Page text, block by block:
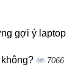
gợi ý laptop
7066